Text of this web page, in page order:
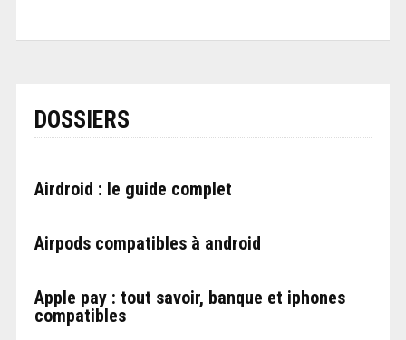
DOSSIERS
Airdroid : le guide complet
Airpods compatibles à android
Apple pay : tout savoir, banque et iphones
compatibles